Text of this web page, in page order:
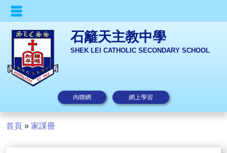
石籬天主教中學
SHEK LEI CATHOLIC SECONDARY SCHOOL
內聯網 網上學習
首頁 » 家課冊